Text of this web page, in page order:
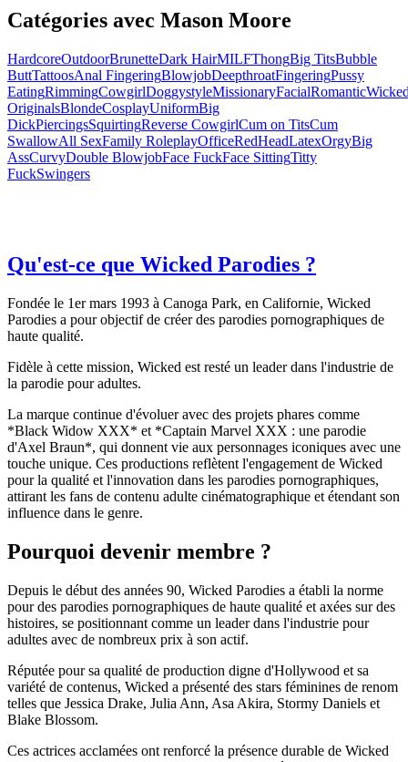
Catégories avec Mason Moore
HardcoreOutdoorBrunetteDark HairMILFThongBig TitsBubble
ButtTattoosAnal FingeringBlowjobDeepthroatFingeringPussy
EatingRimmingCowgirlDoggystyleMissionaryFacialRomantic
OriginalsBlondeCosplayUniformBig
DickPiercingsSquirtingReverse CowgirlCum on TitsCum
SwallowAll SexFamily RoleplayOfficeRedHeadLatexOrgyBig
AssCurvyDouble BlowjobFace FuckFace SittingTitty
FuckSwingers
Qu'est-ce que Wicked Parodies ?
Fondée le 1er mars 1993 à Canoga Park, en Californie, Wicked
Parodies a pour objectif de créer des parodies pornographiques de
haute qualité.
Fidèle à cette mission, Wicked est resté un leader dans l'industrie de
la parodie pour adultes.
La marque continue d'évoluer avec des projets phares comme
*Black Widow XXX* et *Captain Marvel XXX : une parodie
d'Axel Braun*, qui donnent vie aux personnages iconiques avec une
touche unique. Ces productions reflètent l'engagement de Wicked
pour la qualité et l'innovation dans les parodies pornographiques,
attirant les fans de contenu adulte cinématographique et étendant son
influence dans le genre.
Pourquoi devenir membre ?
Depuis le début des années 90, Wicked Parodies a établi la norme
pour des parodies pornographiques de haute qualité et axées sur des
histoires, se positionnant comme un leader dans l'industrie pour
adultes avec de nombreux prix à son actif.
Réputée pour sa qualité de production digne d'Hollywood et sa
variété de contenus, Wicked a présenté des stars féminines de renom
telles que Jessica Drake, Julia Ann, Asa Akira, Stormy Daniels et
Blake Blossom.
Ces actrices acclamées ont renforcé la présence durable de Wicked